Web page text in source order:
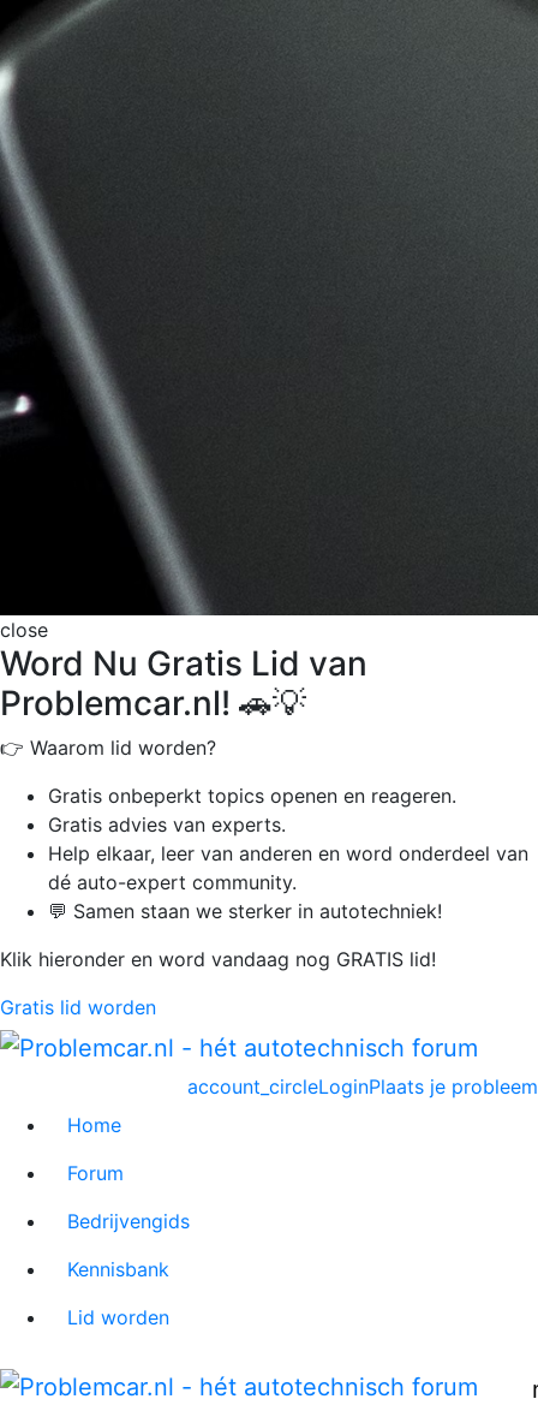
close
Word Nu Gratis Lid van
Problemcar.nl! 🚗💡
👉 Waarom lid worden?
Gratis onbeperkt topics openen en reageren.
Gratis advies van experts.
Help elkaar, leer van anderen en word onderdeel van
dé auto-expert community.
💬 Samen staan we sterker in autotechniek!
Klik hieronder en word vandaag nog GRATIS lid!
Gratis lid worden
Plaats je probleem
account_circleLogin
Home
Forum
Bedrijvengids
Kennisbank
Lid worden